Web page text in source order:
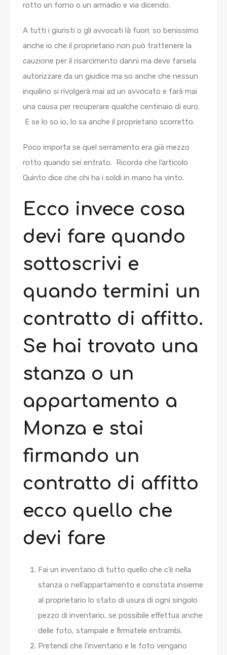
rotto un forno o un armadio e via dicendo.
A tutti i giuristi o gli avvocati là fuori: so benissimo
anche io che il proprietario non può trattenere la
cauzione per il risarcimento danni ma deve farsela
autorizzare da un giudice ma so anche che nessun
inquilino si rivolgerà mai ad un avvocato e farà mai
una causa per recuperare qualche centinaio di euro.
E se lo so io, lo sa anche il proprietario scorretto.
Poco importa se quel serramento era già mezzo
rotto quando sei entrato. Ricorda che l’articolo
Quinto dice che chi ha i soldi in mano ha vinto.
Ecco invece cosa
devi fare quando
sottoscrivi e
quando termini un
contratto di affitto.
Se hai trovato una
stanza o un
appartamento a
Monza e stai
firmando un
contratto di affitto
ecco quello che
devi fare
Fai un inventario di tutto quello che c’è nella
stanza o nell’appartamento e constata insieme
al proprietario lo stato di usura di ogni singolo
pezzo di inventario, se possibile effettua anche
delle foto, stampale e firmatele entrambi.
Pretendi che l’inventario e le foto vengano